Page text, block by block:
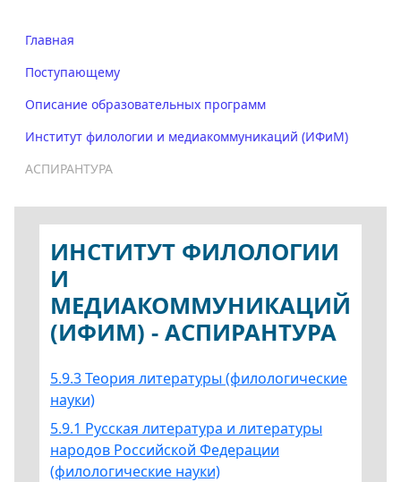
Главная
Поступающему
Описание образовательных программ
Институт филологии и медиакоммуникаций (ИФиМ)
АСПИРАНТУРА
ИНСТИТУТ ФИЛОЛОГИИ
И
МЕДИАКОММУНИКАЦИЙ
(ИФИМ) - АСПИРАНТУРА
5.9.3 Теория литературы (филологические
науки)
5.9.1 Русская литература и литературы
народов Российской Федерации
(филологические науки)